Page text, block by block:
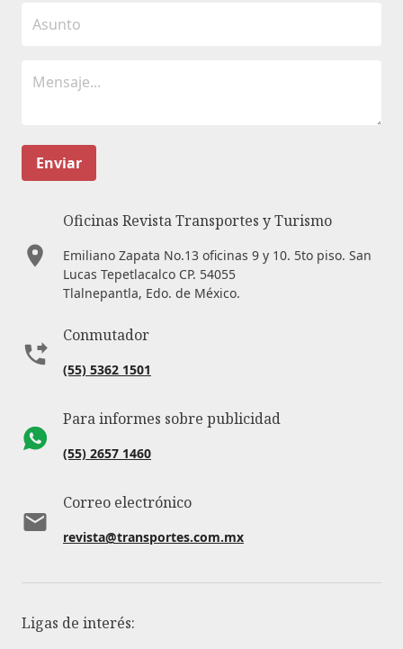
Enviar
Oficinas Revista Transportes y Turismo
Emiliano Zapata No.13 oficinas 9 y 10. 5to piso. San
Lucas Tepetlacalco CP. 54055
Tlalnepantla, Edo. de México.
Conmutador
(55) 5362 1501
Para informes sobre publicidad
(55) 2657 1460
Correo electrónico
revista@transportes.com.mx
Ligas de interés: